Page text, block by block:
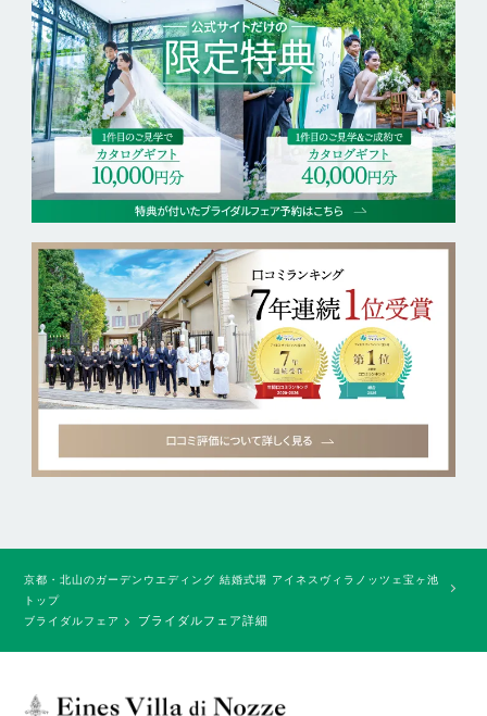
京都・北山のガーデンウエディング 結婚式場 アイネスヴィラノッツェ宝ヶ池
トップ
ブライダルフェア
ブライダルフェア詳細